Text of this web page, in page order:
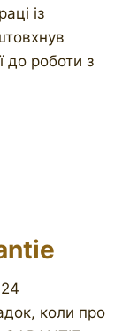
із
до роботи з
коли про